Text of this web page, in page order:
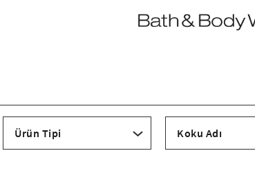
•2200₺ ve Üzeri Kargo Ücretsiz!•
Ürün Tipi Koku Adı